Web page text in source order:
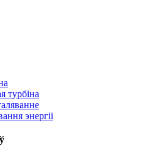
турбіна
энергіі
энергіі магутнасцю
будаўніцтва Высокая
літый-іённы акумулятар
з фіксаваным